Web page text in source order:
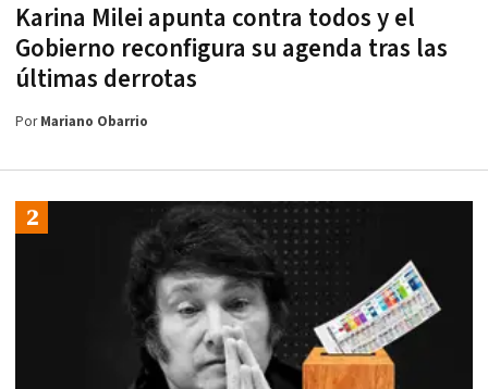
Karina Milei apunta contra todos y el
Gobierno reconfigura su agenda tras las
últimas derrotas
PorMariano Obarrio